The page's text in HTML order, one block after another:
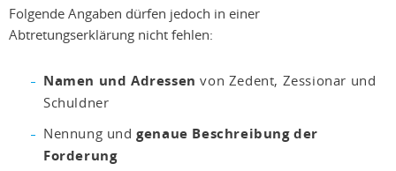
Folgende Angaben dürfen jedoch in einer
Abtretungserklärung nicht fehlen:
Namen und Adressen von Zedent, Zessionar und
Schuldner
Nennung undgenaue Beschreibung der
Forderung